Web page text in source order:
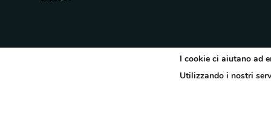
I cookie ci aiutano ad
Utilizzando i nostri